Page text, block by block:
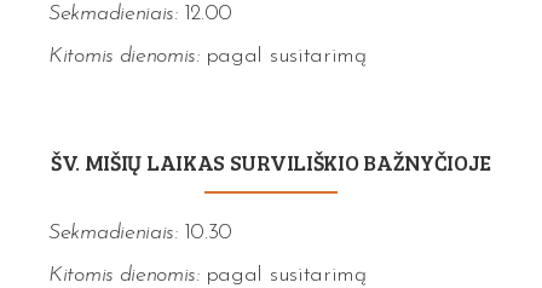
Sekmadieniais: 12.00
Kitomis dienomis: pagal susitarimą
ŠV. MIŠIŲ LAIKAS SURVILIŠKIO BAŽNYČIOJE
Sekmadieniais: 10.30
Kitomis dienomis: pagal susitarimą